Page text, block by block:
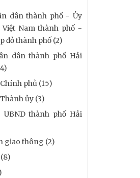
dân thành phố - Ủy
Nam thành phố -
đỏ thành phố (2)
dân thành phố Hải
phủ (15)
ủy (3)
UBND thành phố Hải
giao thông (2)